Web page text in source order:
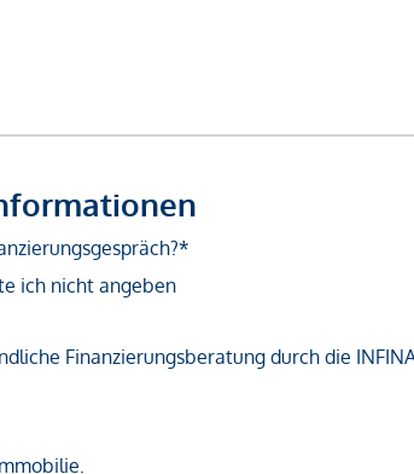
ich nicht angeben
Finanzierungsberatung durch die